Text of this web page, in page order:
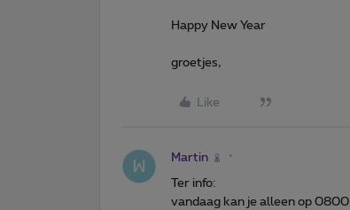
Happy New Year
groetjes,
Like
Martin
Ter info:
vandaag kan je alleen op